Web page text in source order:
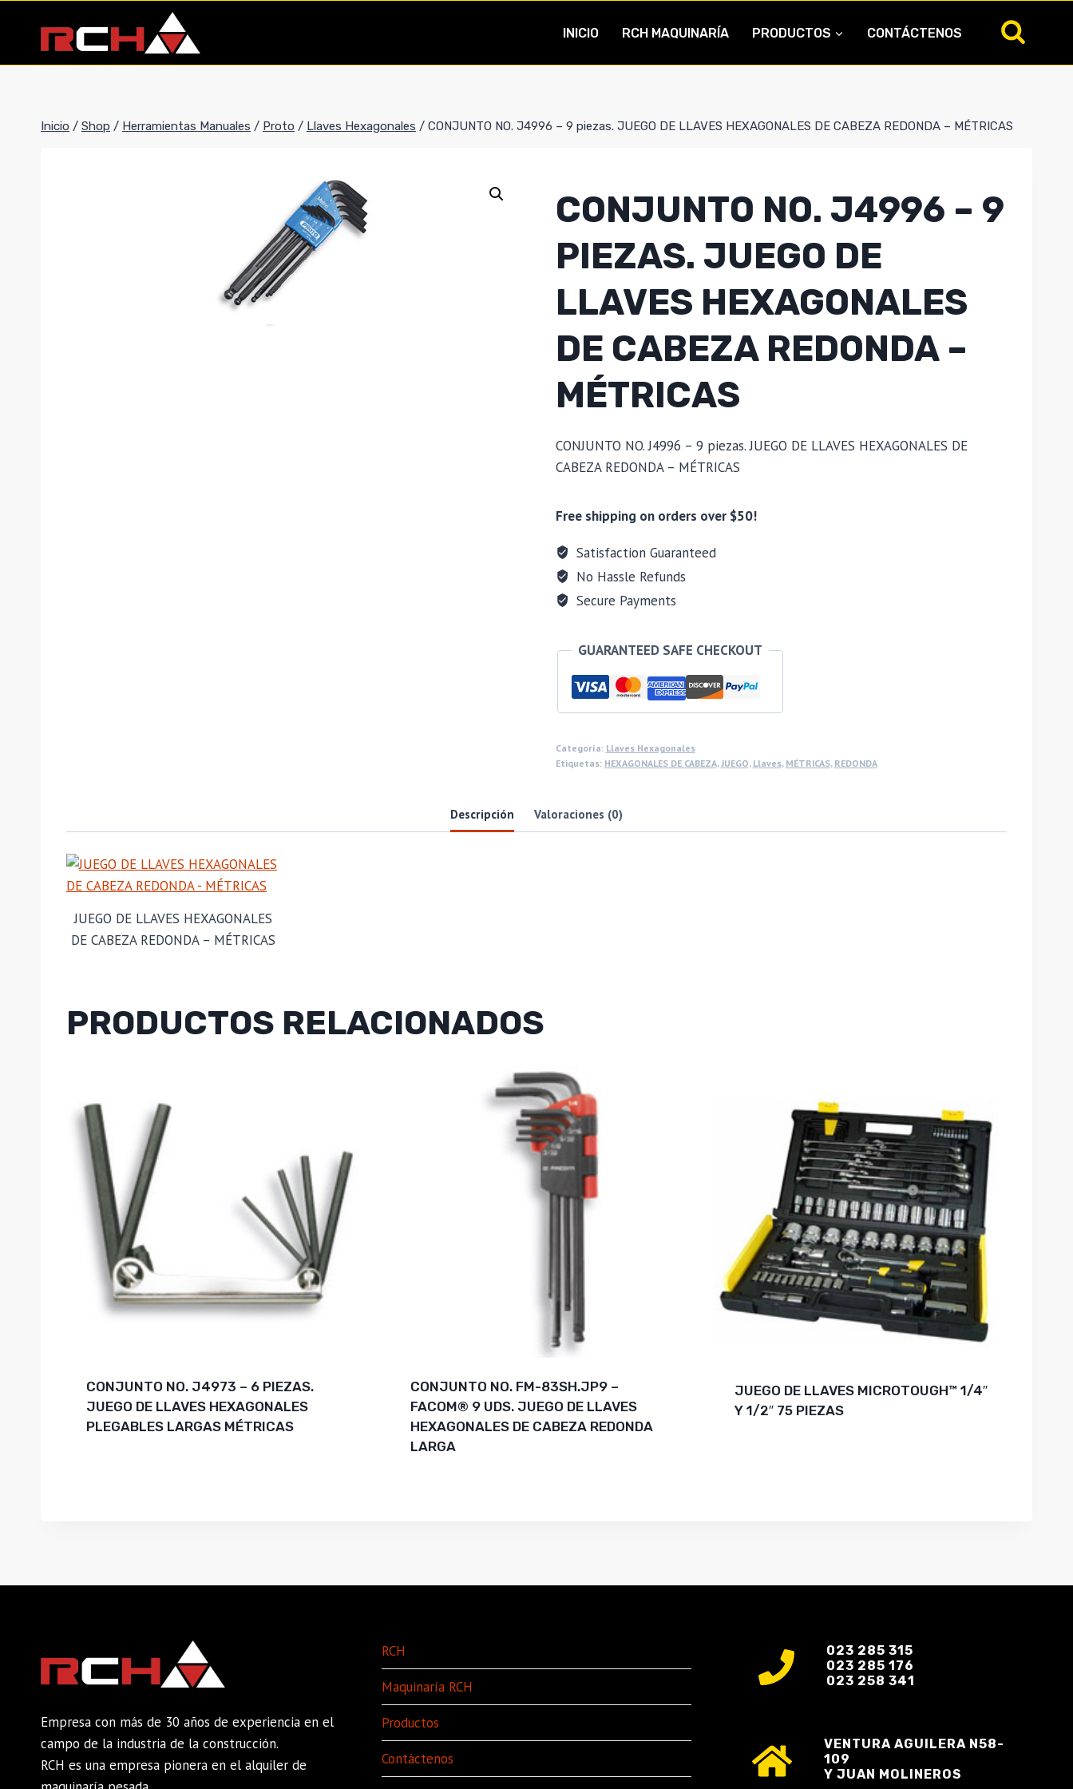
contenido
INICIO RCH MAQUINARÍA PRODUCTOS CONTÁCTENOS
Inicio / Shop / Herramientas Manuales / Proto / Llaves Hexagonales / CONJUNTO NO. J4996 – 9 piezas. JUEGO DE LLAVES HEXAGONALES DE CABEZA REDONDA – MÉTRICAS
CONJUNTO NO. J4996 – 9
PIEZAS. JUEGO DE
LLAVES HEXAGONALES
DE CABEZA REDONDA –
MÉTRICAS
CONJUNTO NO. J4996 – 9 piezas. JUEGO DE LLAVES HEXAGONALES DE
CABEZA REDONDA – MÉTRICAS
Free shipping on orders over $50!
Satisfaction Guaranteed
No Hassle Refunds
Secure Payments
GUARANTEED SAFE CHECKOUT
Categoría: Llaves Hexagonales
Etiquetas: HEXAGONALES DE CABEZA,JUEGO, Llaves, MÉTRICAS, REDONDA
Descripción Valoraciones (0)
JUEGO DE LLAVES HEXAGONALES
DE CABEZA REDONDA – MÉTRICAS
PRODUCTOS RELACIONADOS
CONJUNTO NO. J4973 – 6 PIEZAS.
JUEGO DE LLAVES HEXAGONALES
PLEGABLES LARGAS MÉTRICAS
CONJUNTO NO. FM-83SH.JP9 –
FACOM® 9 UDS. JUEGO DE LLAVES
HEXAGONALES DE CABEZA REDONDA
LARGA
JUEGO DE LLAVES MICROTOUGH™ 1/4″
Y 1/2″ 75 PIEZAS
Empresa con más de 30 años de experiencia en el
campo de la industria de la construcción.
RCH es una empresa pionera en el alquiler de
RCH
Maquinaría RCH
Productos
Contáctenos
023 285 315
023 285 176
023 258 341
VENTURA AGUILERA N58-
109
Y JUAN MOLINEROS